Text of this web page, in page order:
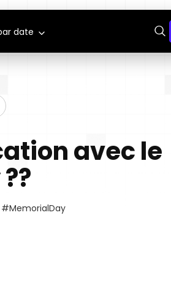
date
avec le